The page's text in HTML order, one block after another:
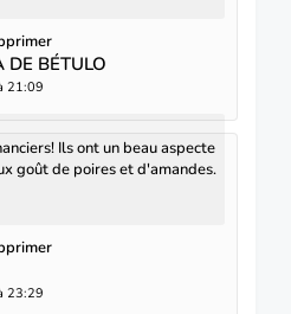
DE BÉTULO
21:09
Ils ont un beau aspecte
goût de poires et d'amandes.
23:29